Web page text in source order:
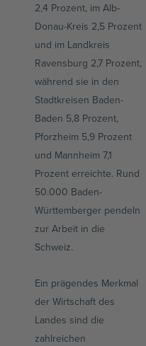
2,4 Prozent, im Alb-
Donau-Kreis 2,5 Prozent
und im Landkreis
Ravensburg 2,7 Prozent,
während sie in den
Stadtkreisen Baden-
Baden 5,8 Prozent,
Pforzheim 5,9 Prozent
und Mannheim 7,1
Prozent erreichte. Rund
50.000 Baden-
Württemberger pendeln
zur Arbeit in die
Schweiz.
Ein prägendes Merkmal
der Wirtschaft des
Landes sind die
zahlreichen